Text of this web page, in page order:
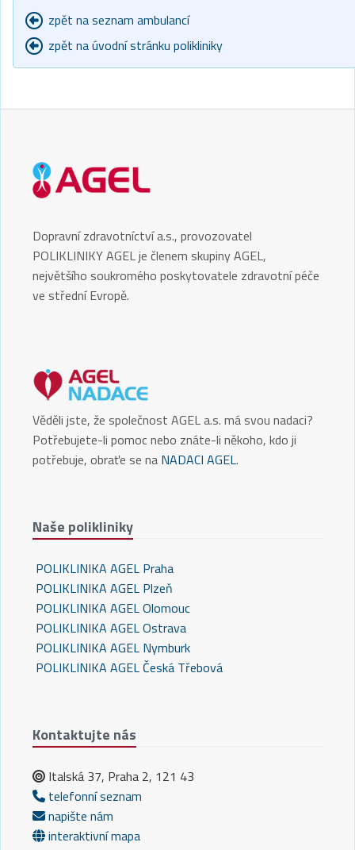
zpět na seznam ambulancí
zpět na úvodní stránku polikliniky
Dopravní zdravotníctví a.s., provozovatel
POLIKLINIKY AGEL je členem skupiny AGEL,
největšího soukromého poskytovatele zdravotní péče
ve střední Evropě.
Věděli jste, že společnost AGEL a.s. má svou nadaci?
Potřebujete-li pomoc nebo znáte-li někoho, kdo ji
potřebuje, obraťe se na NADACI AGEL.
Naše polikliniky
POLIKLINIKA AGEL Praha
POLIKLINIKA AGEL Plzeň
POLIKLINIKA AGEL Olomouc
POLIKLINIKA AGEL Ostrava
POLIKLINIKA AGEL Nymburk
POLIKLINIKA AGEL Česká Třebová
Kontaktujte nás
Italská 37, Praha 2, 121 43
telefonní seznam
napište nám
interaktivní mapa